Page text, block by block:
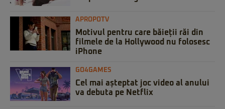
APROPOTV
Motivul pentru care băieții răi din
filmele de la Hollywood nu folosesc
iPhone
GO4GAMES
Cel mai așteptat joc video al anului
va debuta pe Netflix